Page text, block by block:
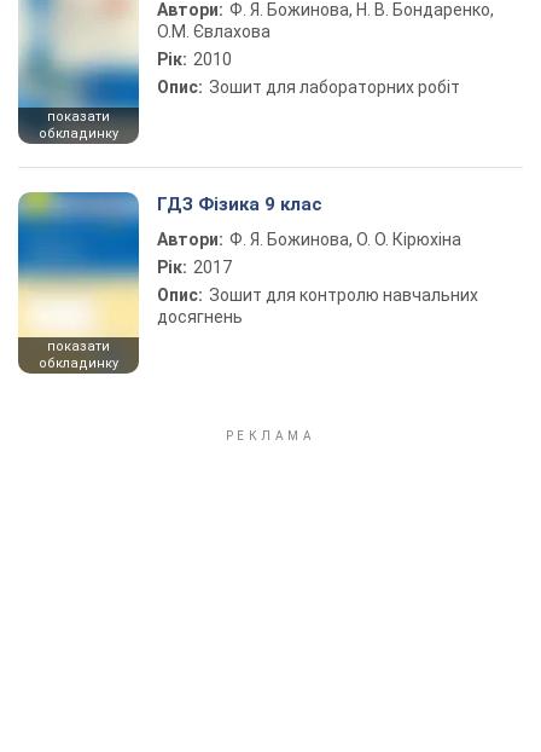
показати
обкладинку
Автори: Ф. Я. Божинова, Н. В. Бондаренко,
О.М. Євлахова
Рік: 2010
Опис: Зошит для лабораторних робіт
показати
обкладинку
ГДЗ Фізика 9 клас
Автори: Ф. Я. Божинова, О. О. Кірюхіна
Рік: 2017
Опис: Зошит для контролю навчальних
досягнень